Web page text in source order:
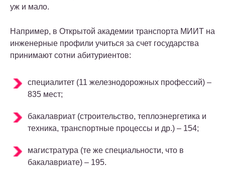
уж и мало.
Например, в Открытой академии транспорта МИИТ на
инженерные профили учиться за счет государства
принимают сотни абитуриентов:
специалитет (11 железнодорожных профессий) –
835 мест;
бакалавриат (строительство, теплоэнергетика и
техника, транспортные процессы и др.) – 154;
магистратура (те же специальности, что в
бакалавриате) – 195.